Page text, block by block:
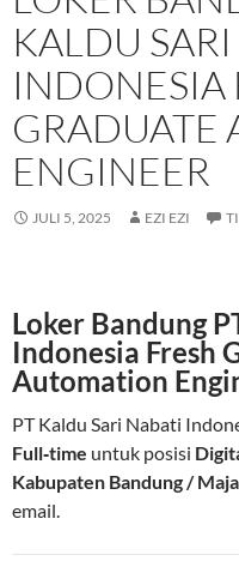
KALDU
INDONESIA
GRADUATE
ENGINEER
JULI 5, 2025 EZI EZI
Loker Bandung
Indonesia Fresh
Automation
PT Kaldu Sari Nabati
Full‑time untuk posisi
Kabupaten Bandung /
email.